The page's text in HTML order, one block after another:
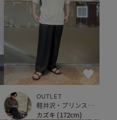
OUTLET
軽井沢・プリンスショッピングプラザ
カズキ (172cm)